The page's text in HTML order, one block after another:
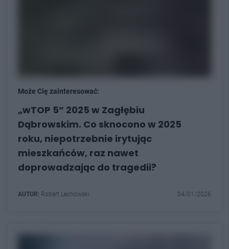
Może Cię zainteresować:
„wTOP 5” 2025 w Zagłębiu
Dąbrowskim. Co sknocono w 2025
roku, niepotrzebnie irytując
mieszkańców, raz nawet
doprowadzając do tragedii?
AUTOR: Robert Lechowski 04/01/2026